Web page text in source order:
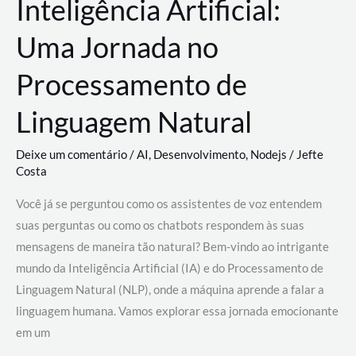
Inteligência Artificial:
Uma Jornada no
Processamento de
Linguagem Natural
Deixe um comentário/AI, Desenvolvimento, Nodejs / Jefte
Costa
Você já se perguntou como os assistentes de voz entendem
suas perguntas ou como os chatbots respondem às suas
mensagens de maneira tão natural? Bem-vindo ao intrigante
mundo da Inteligência Artificial (IA) e do Processamento de
Linguagem Natural (NLP), onde a máquina aprende a falar a
linguagem humana. Vamos explorar essa jornada emocionante
em um